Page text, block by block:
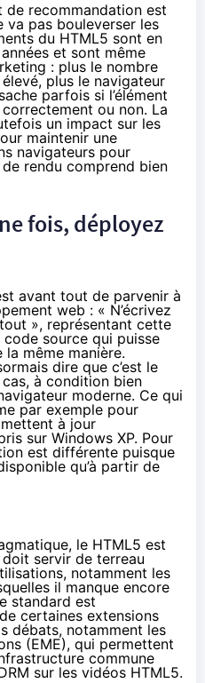
de recommandation est
va pas bouleverser les
du HTML5 sont en
et sont même
: plus le nombre
plus le navigateur
parfois si l’élément
ou non. La
un impact sur les
maintenir une
navigateurs pour
de rendu comprend bien
fois, déployez
avant tout de parvenir à
web : « N’écrivez
», représentant cette
source qui puisse
même manière.
dire que c’est le
à condition bien
moderne. Ce qui
par exemple pour
à jour
sur Windows XP. Pour
est différente puisque
qu’à partir de
le HTML5 est
servir de terreau
notamment les
il manque encore
standard est
certaines extensions
débats, notamment les
(EME), qui permettent
commune
sur les vidéos HTML5.